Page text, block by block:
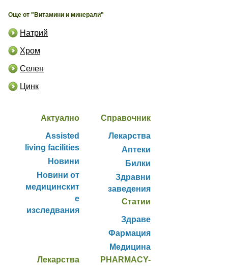
Още от "Витамини и минерали"
Натрий
Хром
Селен
Цинк
Актуално
Assisted
living facilities
Новини
Новини от
медицинскит
е
изследвания
Справочник
Лекарства
Аптеки
Билки
Здравни
заведения
Статии
Здраве
Фармация
Медицина
Лекарства
PHARMACY-